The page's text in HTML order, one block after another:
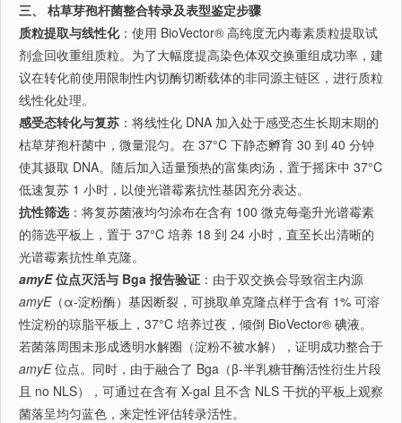
三、 枯草芽孢杆菌整合转录及表型鉴定步骤
质粒提取与线性化：使用 BioVector® 高纯度无内毒素质粒提取试
剂盒回收重组质粒。为了大幅度提高染色体双交换重组成功率，建
议在转化前使用限制性内切酶切断载体的非同源主链区，进行质粒
线性化处理。
感受态转化与复苏 ：将线性化 DNA 加入处于感受态生长期末期的
枯草芽孢杆菌中，微量混匀。在 37°C 下静态孵育 30 到 40 分钟
使其摄取 DNA。随后加入适量预热的富集肉汤，置于摇床中 37°C
低速复苏 1 小时，以使光谱霉素抗性基因充分表达。
抗性筛选：将复苏菌液均匀涂布在含有 100 微克每毫升光谱霉素
的筛选平板上，置于 37°C 培养 18 到 24 小时，直至长出清晰的
光谱霉素抗性单克隆。
amyE位点灭活与 Bga 报告验证 ：由于双交换会导致宿主内源
amyE（α-淀粉酶）基因断裂，可挑取单克隆点样于含有 1% 可溶
性淀粉的琼脂平板上，37°C 培养过夜，倾倒 BioVector® 碘液。
若菌落周围未形成透明水解圈（淀粉不被水解），证明成功整合于
amyE位点。同时，由于融合了 Bga（β-半乳糖苷酶活性衍生片段
且 no NLS），可通过在含有 X-gal 且不含 NLS 干扰的平板上观察
菌落呈均匀蓝色，来定性评估转录活性。